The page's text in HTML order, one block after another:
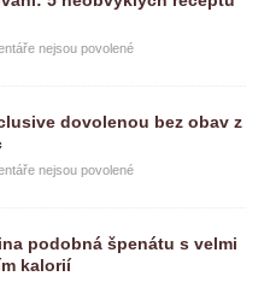
nejsou povolené
dovolenou bez obav z
nejsou povolené
podobná špenátu s velmi
kalorií